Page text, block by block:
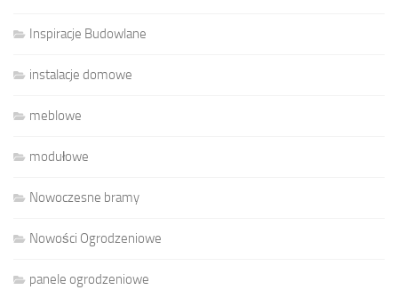
Inspiracje Budowlane
instalacje domowe
meblowe
modułowe
Nowoczesne bramy
Nowości Ogrodzeniowe
panele ogrodzeniowe